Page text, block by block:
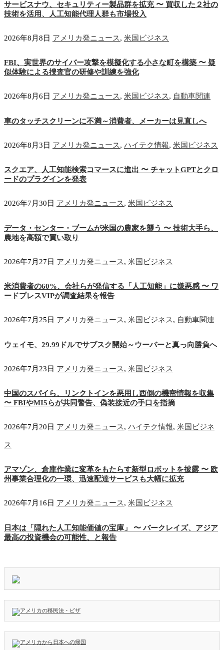
サービスナウ、セキュリティー製品群を拡充 〜 買収した２社の
技術を活用、人工知能代理人群も市場投入
2026年8月8日 アメリカ発ニュース, 米国ビジネス
FBI、実世界のサイバー攻撃を模擬化する小さな町を構築 〜 疑
似体験による捜査官の研修や訓練を強化
2026年8月6日 アメリカ発ニュース, 米国ビジネス, 自動車関連
車のタッチスクリーンに不満～消費者、メーカーは見直しへ
2026年8月3日 アメリカ発ニュース, ハイテク情報, 米国ビジネス
スクエア、人工知能検索コマースに進出 〜 チャットGPTとクロ
ードのプラグインを発表
2026年7月30日 アメリカ発ニュース, 米国ビジネス
データ・センター・ブームが米国の農家を襲う 〜 技術大手ら、
農地を高額で買い取り
2026年7月27日 アメリカ発ニュース, 米国ビジネス
米消費者の60%、会社らが発信する「人工知能」に嫌悪感 〜 ワ
ードプレスVIPが調査結果を報告
2026年7月25日 アメリカ発ニュース, 米国ビジネス, 自動車関連
ウェイモ、29.99ドルでサブスク開始～ウーバーと真っ向勝負へ
2026年7月23日 アメリカ発ニュース, 米国ビジネス
中国のスパイら、リンクトインを悪用し西側の機密情報を収集
〜 FBIやMI5らが共同警告、偽装接近の手口を指摘
2026年7月20日 アメリカ発ニュース, ハイテク情報, 米国ビジネ
ス
アマゾン、倉庫作業に変革をもたらす新型ロボットを披露 〜 欧
州事業合理化の一環、迅速配達サービスも大幅に拡充
2026年7月16日 アメリカ発ニュース, 米国ビジネス
日本は「隠れた人工知能価値の宝庫」 〜 バークレイズ、アジア
最高の投資機会の可能性、と報告